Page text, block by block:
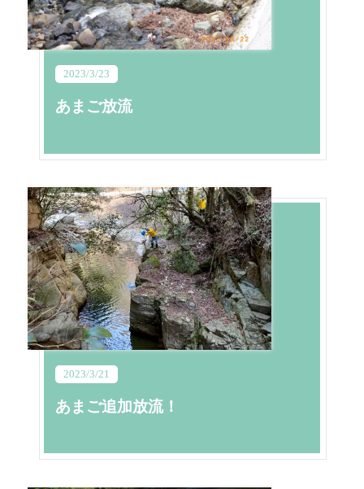
2023/3/23
あまご放流
2023/3/21
あまご追加放流！